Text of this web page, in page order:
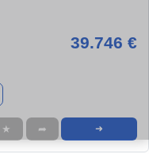
39.746 €
★ ➦ ➜